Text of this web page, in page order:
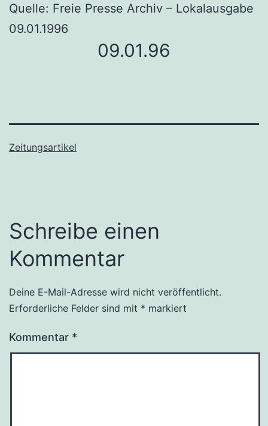
Quelle: Freie Presse Archiv – Lokalausgabe
09.01.1996
09.01.96
Zeitungsartikel
Schreibe einen
Kommentar
Deine E-Mail-Adresse wird nicht veröffentlicht.
Erforderliche Felder sind mit * markiert
Kommentar *